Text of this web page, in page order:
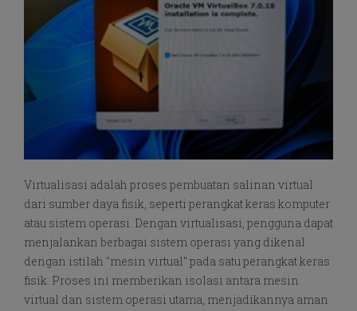
Virtualisasi adalah proses pembuatan salinan virtual
dari sumber daya fisik, seperti perangkat keras komputer
atau sistem operasi. Dengan virtualisasi, pengguna dapat
menjalankan berbagai sistem operasi yang dikenal
dengan istilah "mesin virtual" pada satu perangkat keras
fisik. Proses ini memberikan isolasi antara mesin
virtual dan sistem operasi utama, menjadikannya aman